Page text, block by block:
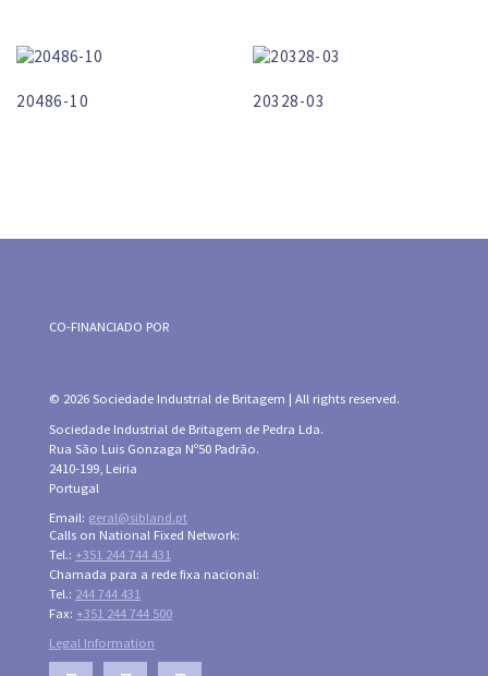
20486-10 20328-03
CO-FINANCIADO POR
© 2026 Sociedade Industrial de Britagem | All rights reserved.
Sociedade Industrial de Britagem de Pedra Lda.
Rua São Luis Gonzaga Nº50 Padrão.
2410-199, Leiria
Portugal
Email: geral@sibland.pt
Calls on National Fixed Network:
Tel.: +351 244 744 431
Chamada para a rede fixa nacional:
Tel.: 244 744 431
Fax: +351 244 744 500
Legal Information